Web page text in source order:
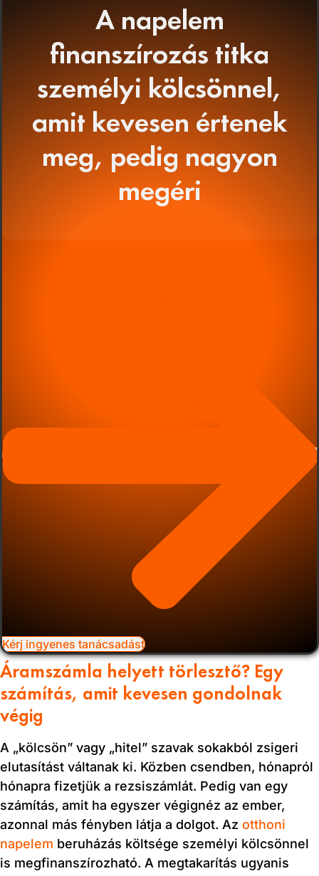
A napelem
finanszírozás titka
személyi kölcsönnel,
amit kevesen értenek
meg, pedig nagyon
megéri
Kérj ingyenes tanácsadást
Áramszámla helyett törlesztő? Egy
számítás, amit kevesen gondolnak
végig
A „kölcsön” vagy „hitel” szavak sokakból zsigeri
elutasítást váltanak ki. Közben csendben, hónapról
hónapra fizetjük a rezsiszámlát. Pedig van egy
számítás, amit ha egyszer végignéz az ember,
azonnal más fényben látja a dolgot. Az otthoni
napelem beruházás költsége személyi kölcsönnel
is megfinanszírozható. A megtakarítás ugyanis